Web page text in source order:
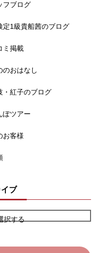
フブログ
定1級貴船茜のブログ
ミ掲載
のおはなし
・紅子のブログ
ぽツアー
お客様
ブ
択する